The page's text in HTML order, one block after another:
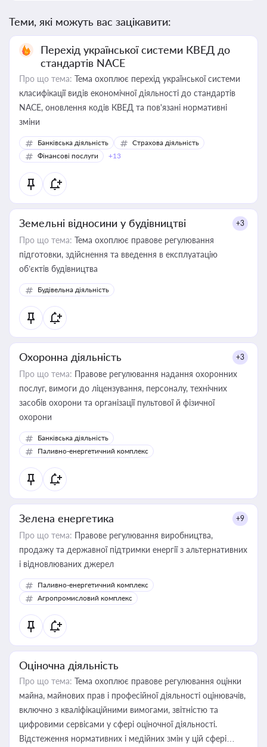
Теми, які можуть вас зацікавити:
Перехід української системи КВЕД до
стандартів NACE
Про що тема: Тема охоплює перехід української системи
класифікації видів економічної діяльності до стандартів
NACE, оновлення кодів КВЕД та пов'язані нормативні
зміни
Банківська діяльність
Страхова діяльність
Фінансові послуги
+13
Земельні відносини у будівництві +3
Про що тема: Тема охоплює правове регулювання
підготовки, здійснення та введення в експлуатацію
об’єктів будівництва
Будівельна діяльність
Охоронна діяльність +3
Про що тема: Правове регулювання надання охоронних
послуг, вимоги до ліцензування, персоналу, технічних
засобів охорони та організації пультової й фізичної
охорони
Банківська діяльність
Паливно-енергетичний комплекс
Зелена енергетика +9
Про що тема: Правове регулювання виробництва,
продажу та державної підтримки енергії з альтернативних
і відновлюваних джерел
Паливно-енергетичний комплекс
Агропромисловий комплекс
Оціночна діяльність
Про що тема: Тема охоплює правове регулювання оцінки
майна, майнових прав і професійної діяльності оцінювачів,
включно з кваліфікаційними вимогами, звітністю та
цифровими сервісами у сфері оціночної діяльності.
Відстеження нормативних і медійних змін у цій сфері